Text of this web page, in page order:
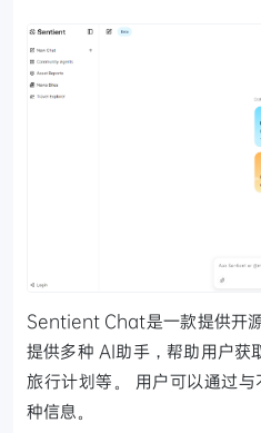
Sentient Chat是一款提供开
提供多种 AI助手，帮助用户获
旅行计划等。 用户可以通过
种信息。